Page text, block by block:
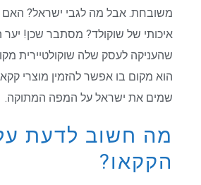
משובחת. אבל מה לגבי ישראל? האם גם
איכותי של שוקולד? מסתבר שכן! יער
שהעניקה לעסק שלה שוקולטיירית
הוא מקום בו אפשר להזמין מוצרי
שמים את ישראל על המפה המתוקה.
מה חשוב לדעת על
הקקאו?